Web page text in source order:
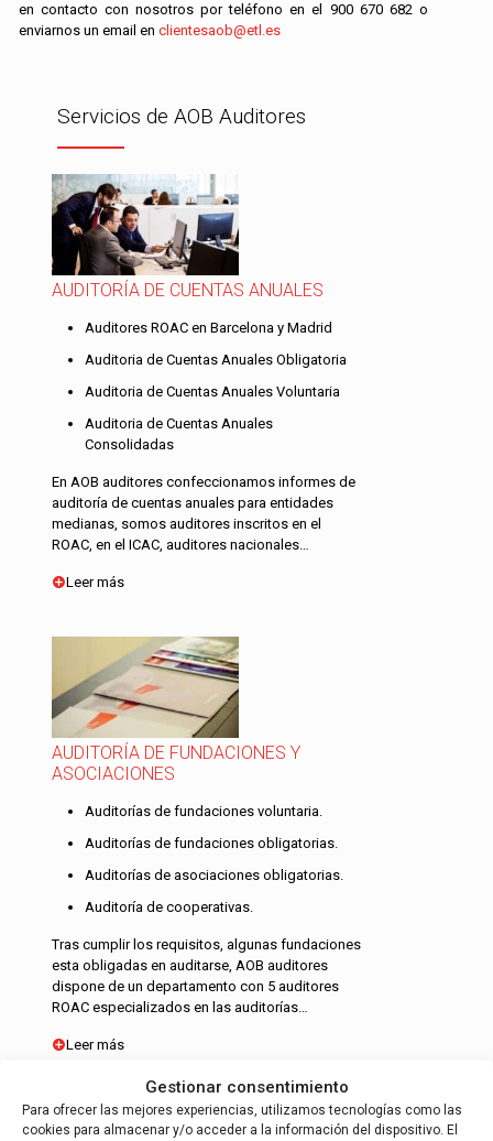
Gestionar consentimiento
Para ofrecer las mejores experiencias, utilizamos tecnologías como las
cookies para almacenar y/o acceder a la información del dispositivo. El
en contacto con nosotros por teléfono en el 900 670 682o
enviarnos un email en clientesaob@etl.es
Servicios de AOB Auditores
AUDITORÍA DE CUENTAS ANUALES
Auditores ROAC en Barcelona y Madrid
Auditoria de Cuentas Anuales Obligatoria
Auditoria de Cuentas Anuales Voluntaria
Auditoria de Cuentas Anuales
Consolidadas
En AOB auditores confeccionamos informes de
auditoría de cuentas anuales para entidades
medianas, somos auditores inscritos en el
ROAC, en el ICAC, auditores nacionales…
Leer más
AUDITORÍA DE FUNDACIONES Y
ASOCIACIONES
Auditorías de fundaciones voluntaria.
Auditorías de fundaciones obligatorias.
Auditorías de asociaciones obligatorias.
Auditoría de cooperativas.
Tras cumplir los requisitos, algunas fundaciones
esta obligadas en auditarse, AOB auditores
dispone de un departamento con 5 auditores
ROAC especializados en las auditorías…
Leer más